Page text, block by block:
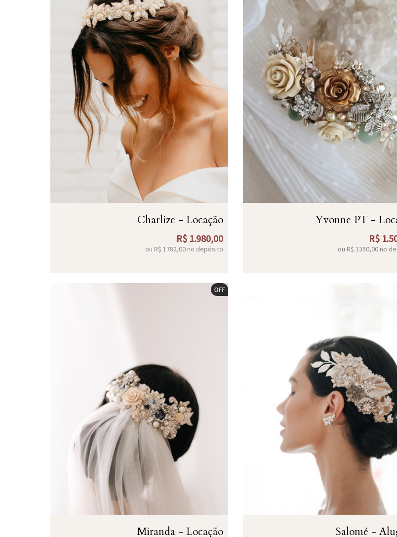
Charlize - Locação
R$ 1.980,00
ou R$ 1782,00 no depósito
Yvonne PT -
R$
ou R$ 1350,00 no
Miranda - Locação Salomé -